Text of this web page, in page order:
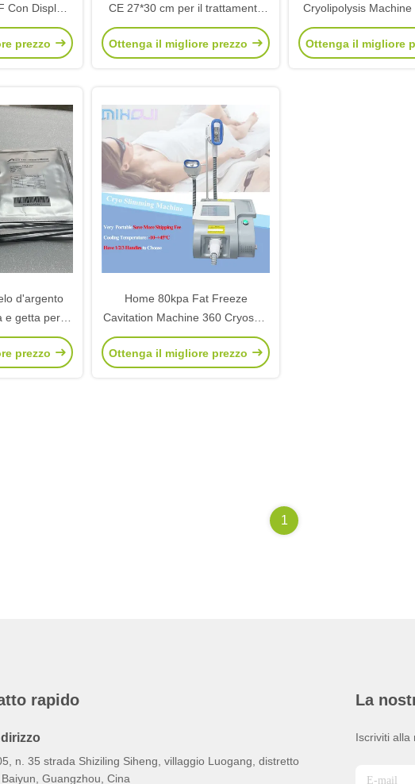
Con Display
prezzo
CE 27*30 cm per il trattamento
del congelamento del grasso
Ottenga il migliore prezzo
Cryolipolysis Machine
Body Slimming
Ottenga il migliore
d'argento
getta per la
Slim
prezzo
Home 80kpa Fat Freeze
Cavitation Machine 360 Cryoskin
Slimming Machine
Ottenga il migliore prezzo
1
rapido
n. 35 strada Shiziling Siheng, villaggio Luogang, distretto
Guangzhou, Cina
La
Iscriviti alla